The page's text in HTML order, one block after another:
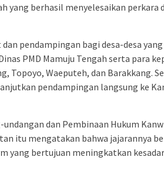
yang berhasil menyelesaikan perkara
pendampingan bagi desa-desa
PMD Mamuju Tengah serta para
Topoyo, Waeputeh, dan Barakkang.
pendampingan langsung ke
dan Pembinaan Hukum
itu mengatakan bahwa jajarannya
yang bertujuan meningkatkan